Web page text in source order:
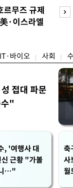
및 폴리실리콘 파생상
, 일부 파생제품에는
언문에 서명했다고
르무즈 규제
·이스라엘
IT·바이오 사회
접대 파문
"
, '여행사 대
근황 "가볼
…"
축
사
월